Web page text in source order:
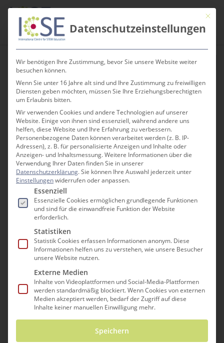
Skip
content
search
« Alle Veranstaltungen
3Druckraum
Mitmachnachmittage
5. Mai 2027 @ 15:00-17:00
Mit
Datenschutzeinstellungen
Wir benötigen Ihre Zustimmung, bevor Sie unsere Website weiter
besuchen können.
Wenn Sie unter 16 Jahre alt sind und Ihre Zustimmung zu freiwilligen
Diensten geben möchten, müssen Sie Ihre Erziehungsberechtigten
um Erlaubnis bitten.
Wir verwenden Cookies und andere Technologien auf unserer
Website. Einige von ihnen sind essenziell, während andere uns
helfen, diese Website und Ihre Erfahrung zu verbessern.
Personenbezogene Daten können verarbeitet werden (z. B. IP-
Adressen), z. B. für personalisierte Anzeigen und Inhalte oder
Anzeigen- und Inhaltsmessung.Weitere Informationen über die
Verwendung Ihrer Daten finden Sie in unserer
Datenschutzerklärung.Sie können Ihre Auswahl jederzeit unter
Einstellungenwiderrufen oder anpassen.
Es folgt eine Liste der Service-Gruppen, für die
Essenziell
Essenzielle Cookies ermöglichen grundlegende Funktionen
und sind für die einwandfreie Funktion der Website
erforderlich.
Statistiken
Statistik Cookies erfassen Informationen anonym. Diese
Informationen helfen uns zu verstehen, wie unsere Besucher
unsere Website nutzen.
Externe Medien
Inhalte von Videoplattformen und Social-Media-Plattformen
werden standardmäßig blockiert. Wenn Cookies von externen
Medien akzeptiert werden, bedarf der Zugriff auf diese
Inhalte keiner manuellen Einwilligung mehr.
Speichern